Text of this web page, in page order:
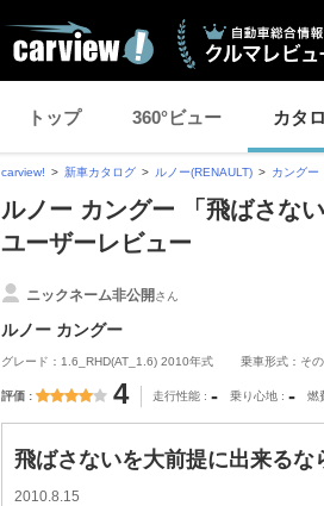
トップ 360°ビュー カタ
carview! 新車カタログ ルノー(RENAULT) カングー
ルノー カングー 「飛ばさな
ユーザーレビュー
ニックネーム非公開さん
ルノー カングー
グレード：1.6_RHD(AT_1.6) 2010年式 乗車形式：そ
評価 4 走行性能 - 乗り心地 - 燃
飛ばさないを大前提に出来るな
2010.8.15